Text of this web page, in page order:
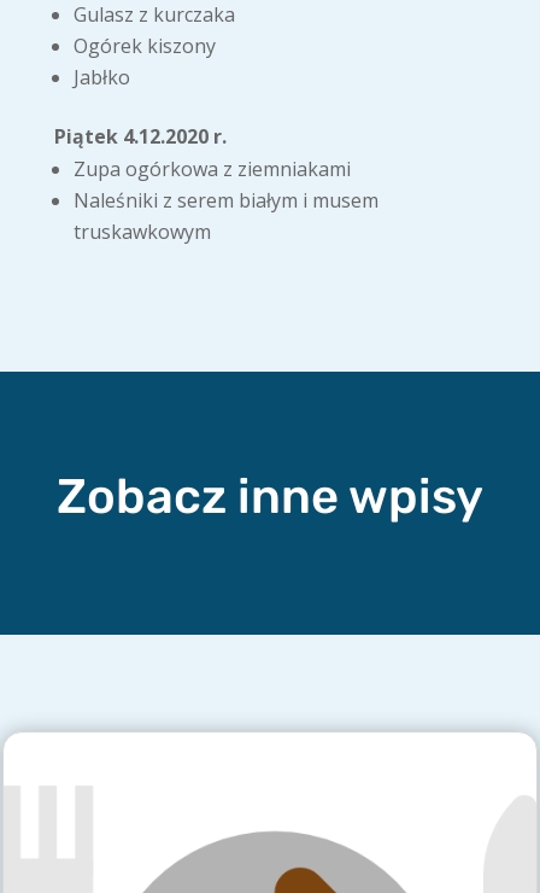
Gulasz z kurczaka
Ogórek kiszony
Jabłko
Piątek 4.12.2020 r.
Zupa ogórkowa z ziemniakami
Naleśniki z serem białym i musem
truskawkowym
Zobacz inne wpisy